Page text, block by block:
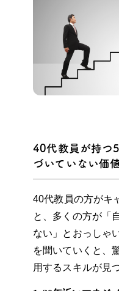
40代教員が持つ
づいていない価
40代教員の方がキ
と、多くの方が「
ない」とおっしゃ
を聞いていくと、
用するスキルが見